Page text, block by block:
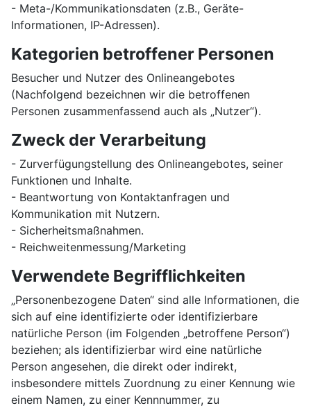
- Meta-/Kommunikationsdaten (z.B., Geräte-
Informationen, IP-Adressen).
Kategorien betroffener Personen
Besucher und Nutzer des Onlineangebotes
(Nachfolgend bezeichnen wir die betroffenen
Personen zusammenfassend auch als „Nutzer“).
Zweck der Verarbeitung
- Zurverfügungstellung des Onlineangebotes, seiner
Funktionen und Inhalte.
- Beantwortung von Kontaktanfragen und
Kommunikation mit Nutzern.
- Sicherheitsmaßnahmen.
- Reichweitenmessung/Marketing
Verwendete Begrifflichkeiten
„Personenbezogene Daten“ sind alle Informationen, die
sich auf eine identifizierte oder identifizierbare
natürliche Person (im Folgenden „betroffene Person“)
beziehen; als identifizierbar wird eine natürliche
Person angesehen, die direkt oder indirekt,
insbesondere mittels Zuordnung zu einer Kennung wie
einem Namen, zu einer Kennnummer, zu